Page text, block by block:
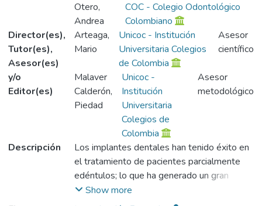
Otero,
Andrea
COC - Colegio Odontológico
Colombiano
Director(es),
Tutor(es),
Asesor(es)
y/o
Editor(es)
Arteaga,
Mario
Unicoc - Institución
Universitaria Colegios
de Colombia
Asesor
científico
Malaver
Calderón,
Piedad
Unicoc -
Institución
Universitaria
Colegios de
Colombia
Asesor
metodológico
Descripción
Los implantes dentales han tenido éxito en
el tratamiento de pacientes parcialmente
edéntulos; lo que ha generado un gran
número de alternativas de tratamiento,
Show more